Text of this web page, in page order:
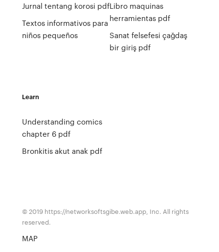
Jurnal tentang korosi pdf
Textos informativos para
niños pequeños
Libro maquinas
herramientas pdf
Sanat felsefesi çağdaş
bir giriş pdf
Learn
Understanding comics
chapter 6 pdf
Bronkitis akut anak pdf
© 2019 https://networksoftsgibe.web.app, Inc. All rights
reserved.
MAP